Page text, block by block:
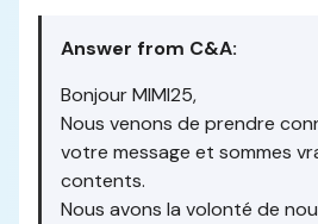
Answer from C&A:
Bonjour MIMI25,
Nous venons de prendre
votre message et sommes
contents.
Nous avons la volonté de